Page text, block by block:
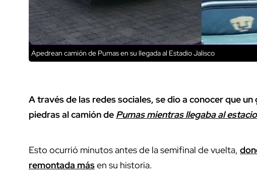
Apedrean camión de Pumas en su llegada al Estadio Jalisco
A través de las redes sociales, se dio a conocer que
piedras al camión de Pumas mientras llegaba al
Esto ocurrió minutos antes de la semifinal de vuelta,
remontada másen su historia.